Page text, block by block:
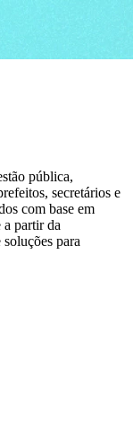
pública,
secretários e
com base em
partir da
para